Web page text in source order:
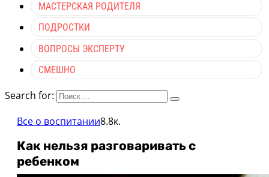
МАСТЕРСКАЯ РОДИТЕЛЯ
ПОДРОСТКИ
ВОПРОСЫ ЭКСПЕРТУ
СМЕШНО
Search for:
Все о воспитании8.8к.
Как нельзя разговаривать с
ребенком